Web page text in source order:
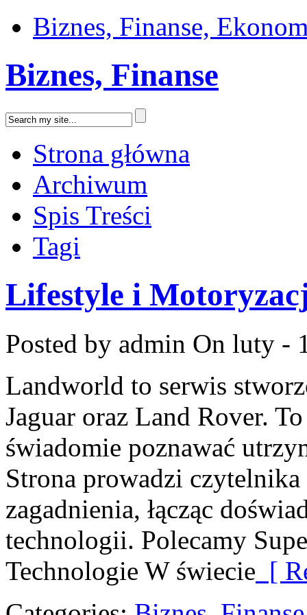
Biznes, Finanse,
Biznes, Finanse
Strona główna
Archiwum
Spis Treści
Tagi
Lifestyle i
Posted by admin On luty -
Landworld to serwis
Jaguar oraz Land Rover.
świadomie poznawać
Strona prowadzi
zagadnienia, łącząc
technologii. Polecamy
Technologie W świecie [